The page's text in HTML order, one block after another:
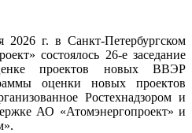
г. в Санкт-Петербургском
состоялось 26-е заседание
проектов новых ВВЭР
оценки новых проектов
Ростехнадзором и
АО «Атомэнергопроект» и